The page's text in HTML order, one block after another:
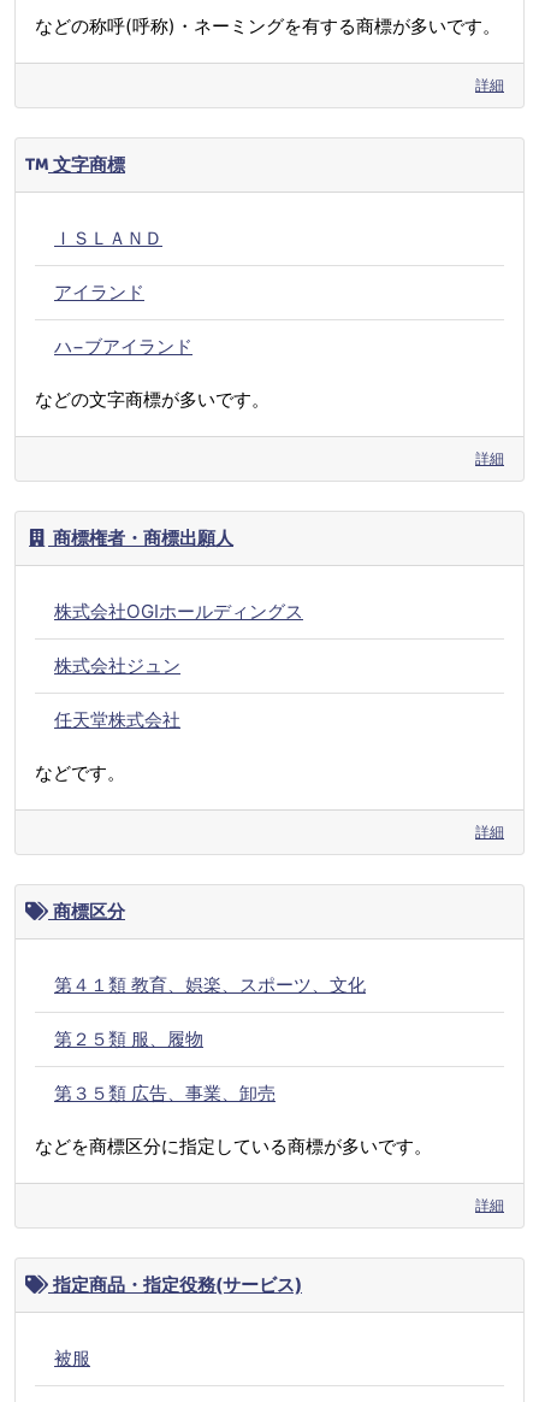
などの称呼(呼称)・ネーミングを有する商標が多いです。
詳細
文字商標
ＩＳＬＡＮＤ
アイランド
ハ−ブアイランド
などの文字商標が多いです。
詳細
商標権者・商標出願人
株式会社OGIホールディングス
株式会社ジュン
任天堂株式会社
などです。
詳細
商標区分
第４１類 教育、娯楽、スポーツ、文化
第２５類 服、履物
第３５類 広告、事業、卸売
などを商標区分に指定している商標が多いです。
詳細
指定商品・指定役務(サービス)
被服